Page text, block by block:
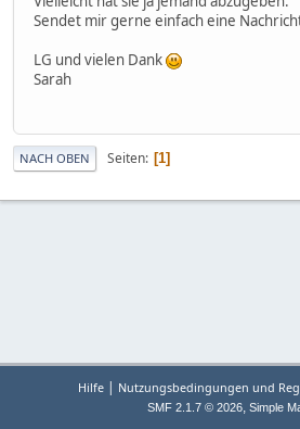
Sendet mir gerne einfach eine
LG und vielen Dank
Sarah
NACH OBEN Seiten 1
Hilfe | Nutzungsbedingungen und
SMF 2.1.7 © 2026, Simple